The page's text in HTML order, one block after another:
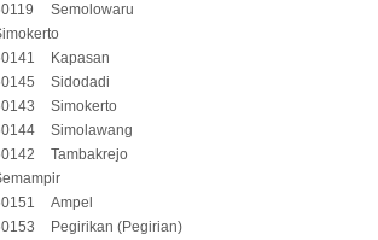
Semolowaru
Kapasan
Sidodadi
Simokerto
Simolawang
Tambakrejo
Ampel
Pegirikan (Pegirian)